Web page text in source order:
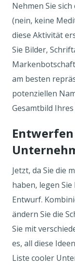
Nehmen Sie
(nein, keine
diese Aktivität
Sie Bilder,
am besten
potenziellen
Gesamtbild
Jetzt, da Sie die
haben, legen
Entwurf.
ändern Sie die
Sie mit
es, all diese
Liste cooler